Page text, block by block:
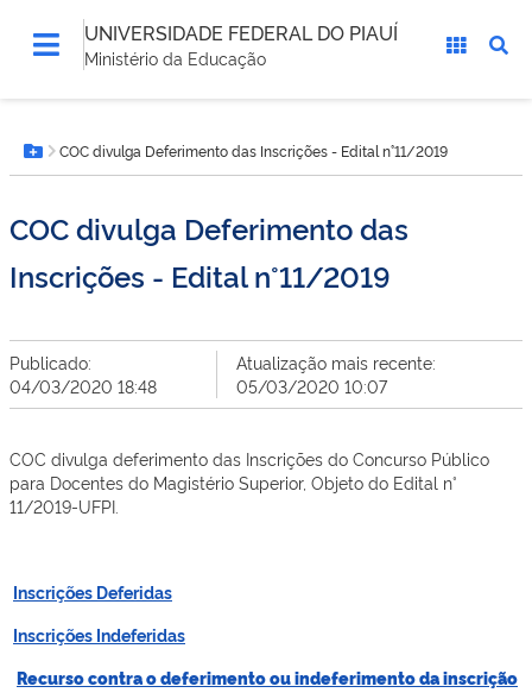
UNIVERSIDADE FEDERAL DO PIAUÍ
Ministério da Educação
está
aqui:Botão Menu
COC divulga Deferimento das Inscrições - Edital n°11/2019
COC divulga Deferimento das
Inscrições - Edital n°11/2019
Publicado:
04/03/2020 18:48
Atualização mais recente:
05/03/2020 10:07
COC divulga deferimento das Inscrições do Concurso Público
para Docentes do Magistério Superior, Objeto do Edital n°
11/2019-UFPI.
Inscrições Deferidas
Inscrições Indeferidas
Recurso contra o deferimento ou indeferimento da inscrição